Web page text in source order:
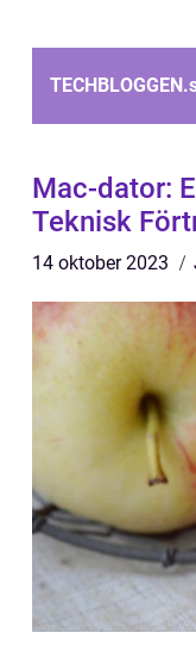
TECHBLOGGEN.
Mac-dator:
Teknisk
14 oktober 2023